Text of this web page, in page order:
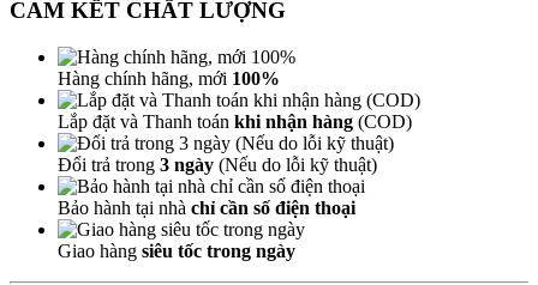
CAM KẾT CHẤT LƯỢNG
Hàng chính hãng, mới 100%
Lắp đặt và Thanh toán khi nhận hàng (COD)
Đổi trả trong 3 ngày (Nếu do lỗi kỹ thuật)
Bảo hành tại nhà chỉ cần số điện thoại
Giao hàng siêu tốc trong ngày